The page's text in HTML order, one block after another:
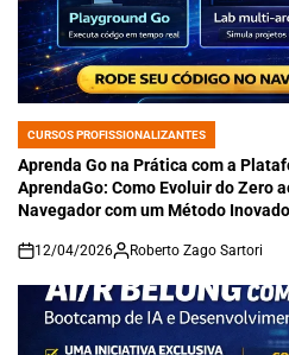
POSTED
IN
CURSOS PROFISSIONALIZANTES
Aprenda Go na Prática com a
AprendaGo: Como Evoluir do Zero
Navegador com um Método
on
12/04/2026 Roberto Zago Sartori